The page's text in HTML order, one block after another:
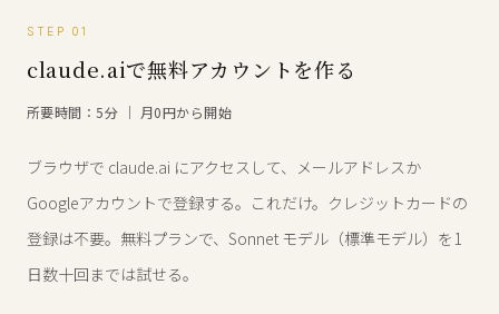
STEP 01
claude.aiで無料アカウントを作る
所要時間：5分 ｜ 月0円から開始
ブラウザで claude.ai にアクセスして、メールアドレスか
Googleアカウントで登録する。これだけ。クレジットカードの
登録は不要。無料プランで、Sonnet モデル（標準モデル）を1
日数十回までは試せる。